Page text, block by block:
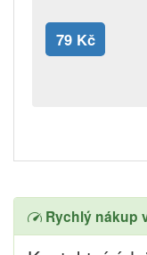
79 Kč
Rychlý nákup